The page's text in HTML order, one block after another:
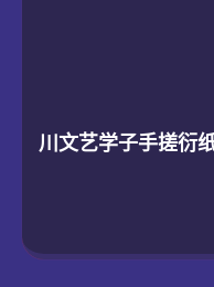
川文艺学子手搓衍